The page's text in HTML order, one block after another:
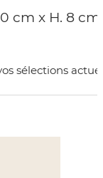
cm x H. 8 cm
sélections